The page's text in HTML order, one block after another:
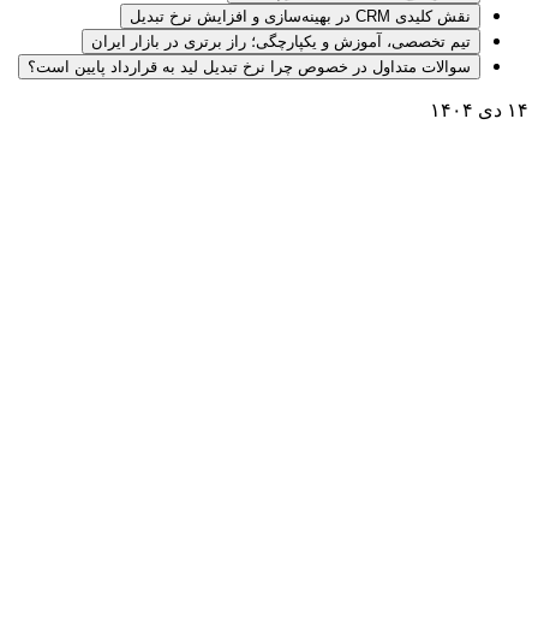
نقش کلیدی CRM در بهینه‌سازی و افزایش نرخ تبدیل
تیم تخصصی، آموزش و یکپارچگی؛ راز برتری در بازار ایران
سوالات متداول در خصوص چرا نرخ تبدیل لید به قرارداد پایین است؟
۱۴ دی ۱۴۰۴